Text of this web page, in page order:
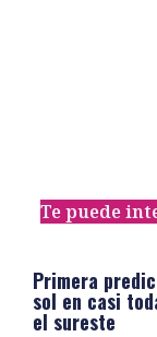
Te puede
Primera
sol en casi
el sureste